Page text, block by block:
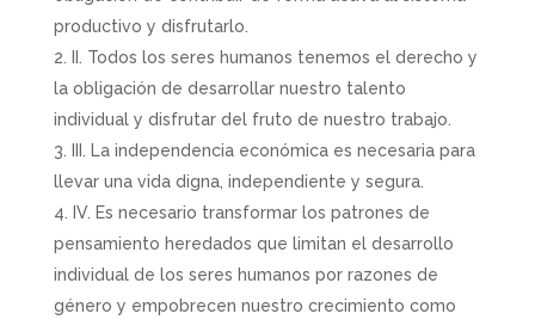
productivo y disfrutarlo.
II. Todos los seres humanos tenemos el derecho y
la obligación de desarrollar nuestro talento
individual y disfrutar del fruto de nuestro trabajo.
III. La independencia económica es necesaria para
llevar una vida digna, independiente y segura.
IV. Es necesario transformar los patrones de
pensamiento heredados que limitan el desarrollo
individual de los seres humanos por razones de
género y empobrecen nuestro crecimiento como